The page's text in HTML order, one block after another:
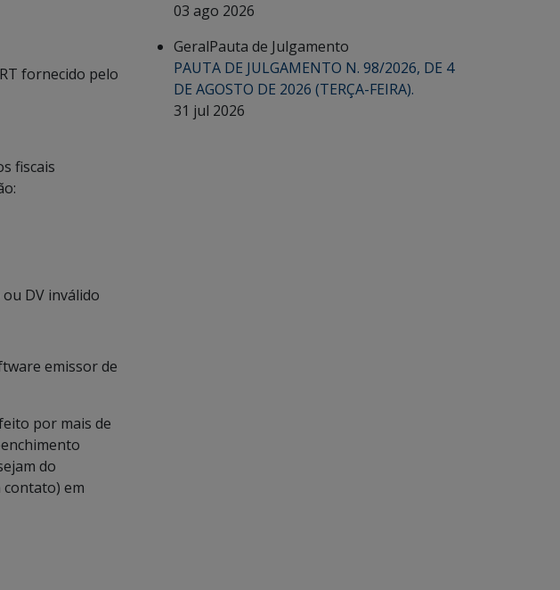
fornecido pelo
fiscais
DV inválido
emissor de
por mais de
do
contato) em
03 ago 2026
GeralPauta de Julgamento
PAUTA DE JULGAMENTO N. 98/2026, DE 4
DE AGOSTO DE 2026 (TERÇA-FEIRA).
31 jul 2026